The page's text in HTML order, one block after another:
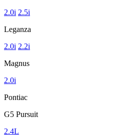
2.0i 2.5i
Leganza
2.0i 2.2i
Magnus
2.0i
Pontiac
G5 Pursuit
2.4L